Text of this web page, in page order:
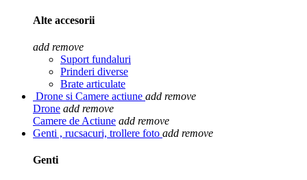
Alte accesorii
add remove
Suport fundaluri
Prinderi diverse
Brate articulate
Drone si Camere actiune add remove
Drone add remove
Camere de Actiune add remove
Genti , rucsacuri, trollere foto add remove
Genti